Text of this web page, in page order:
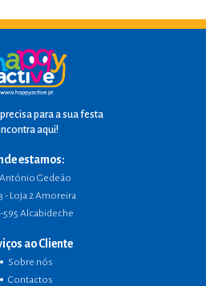
para a sua festa
aqui!
estamos:
António Gedeão
- Loja 2 Amoreira
595 Alcabideche
ao Cliente
Sobre nós
Contactos